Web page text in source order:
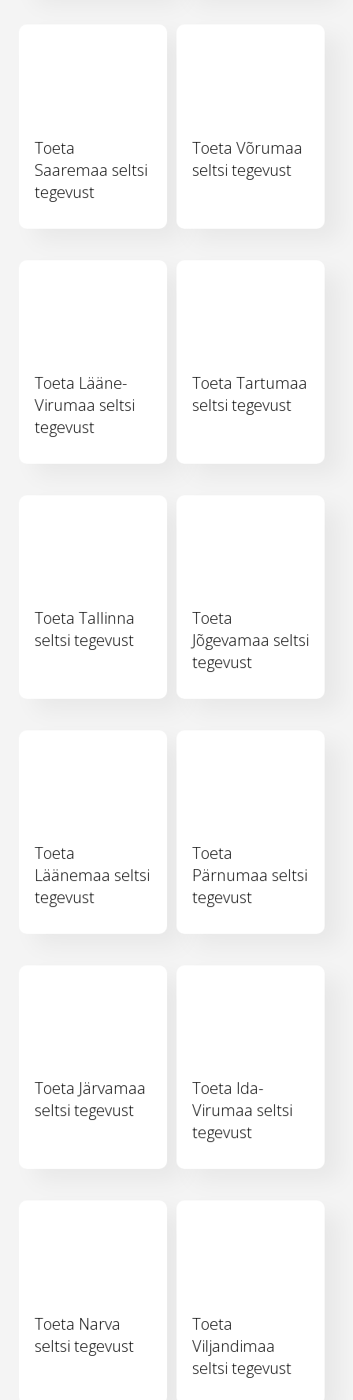
Toeta
Saaremaa seltsi
tegevust
Toeta Võrumaa
seltsi tegevust
Toeta Lääne-
Virumaa seltsi
tegevust
Toeta Tartumaa
seltsi tegevust
Toeta Tallinna
seltsi tegevust
Toeta
Jõgevamaa seltsi
tegevust
Toeta
Läänemaa seltsi
tegevust
Toeta
Pärnumaa seltsi
tegevust
Toeta Järvamaa
seltsi tegevust
Toeta Ida-
Virumaa seltsi
tegevust
Toeta Narva
seltsi tegevust
Toeta
Viljandimaa
seltsi tegevust